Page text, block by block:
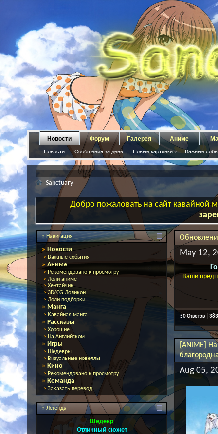
Новости
Новости Сообщения за день Новые картинки Важные
Форум Галерея Аниме
Sanctuary
Добро пожаловать на сайт кавайной
» Навигация
» Новости
> Важные события
» Аниме
>Рекомендовано к просмотру
> Лоли аниме
> Хентайчик
>3D/CG Лоликон
> Лоли подборки
» Манга
> Кавайная манга
» Рассказы
> Хорошие
> На Английском
» Игры
> Шедевры
> Визуальные новеллы
» Кино
> Рекомендовано к просмотру
» Команда
> Заказать перевод
» Легенда
Шедевр
Отличный сюжет
May 12,
Ваши
50 Ответов |
[ANIME]
Aug 05,